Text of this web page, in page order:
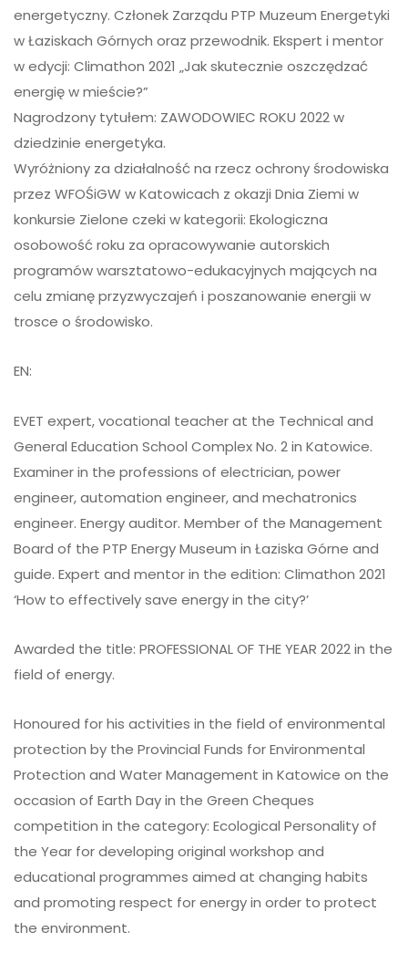
energetyczny. Członek Zarządu PTP Muzeum Energetyki
w Łaziskach Górnych oraz przewodnik. Ekspert i mentor
w edycji: Climathon 2021 „Jak skutecznie oszczędzać
energię w mieście?”
Nagrodzony tytułem: ZAWODOWIEC ROKU 2022 w
dziedzinie energetyka.
Wyróżniony za działalność na rzecz ochrony środowiska
przez WFOŚiGW w Katowicach z okazji Dnia Ziemi w
konkursie Zielone czeki w kategorii: Ekologiczna
osobowość roku za opracowywanie autorskich
programów warsztatowo-edukacyjnych mających na
celu zmianę przyzwyczajeń i poszanowanie energii w
trosce o środowisko.
EN:
EVET expert, vocational teacher at the Technical and
General Education School Complex No. 2 in Katowice.
Examiner in the professions of electrician, power
engineer, automation engineer, and mechatronics
engineer. Energy auditor. Member of the Management
Board of the PTP Energy Museum in Łaziska Górne and
guide. Expert and mentor in the edition: Climathon 2021
‘How to effectively save energy in the city?’
Awarded the title: PROFESSIONAL OF THE YEAR 2022 in the
field of energy.
Honoured for his activities in the field of environmental
protection by the Provincial Funds for Environmental
Protection and Water Management in Katowice on the
occasion of Earth Day in the Green Cheques
competition in the category: Ecological Personality of
the Year for developing original workshop and
educational programmes aimed at changing habits
and promoting respect for energy in order to protect
the environment.